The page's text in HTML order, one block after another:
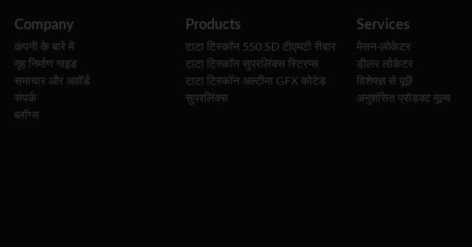
Company
कंपनी के बारे में
गृह निर्माण गाइड
समाचार और अवॉर्ड
संपर्क
ब्लॉग्स
Products
टाटा टिस्कॉन 550 SD टीएमटी रीबार
टाटा टिस्कॉन सुपरलिंक्स स्टिरप्स
टाटा टिस्कॉन अल्टीमा GFX कोटेड
सुपरलिंक्स
Services
मेसन-लोकेटर
डीलर लोकेटर
विशेषज्ञ से पूछें
अनुशंसित प्रोडक्ट मूल्य